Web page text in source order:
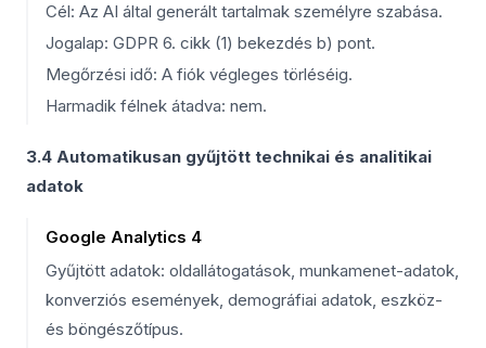
Cél: Az AI által generált tartalmak személyre szabása.
Jogalap: GDPR 6. cikk (1) bekezdés b) pont.
Megőrzési idő: A fiók végleges törléséig.
Harmadik félnek átadva: nem.
3.4 Automatikusan gyűjtött technikai és analitikai
adatok
Google Analytics 4
Gyűjtött adatok: oldallátogatások, munkamenet-adatok,
konverziós események, demográfiai adatok, eszköz-
és böngészőtípus.